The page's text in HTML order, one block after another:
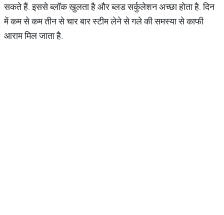
सकते हैं. इससे ब्लॉक खुलता है और ब्लड सर्कुलेशन अच्छा होता है. दिन
में कम से कम तीन से चार बार स्टीम लेने से गले की समस्या से काफी
आराम मिल जाता है.